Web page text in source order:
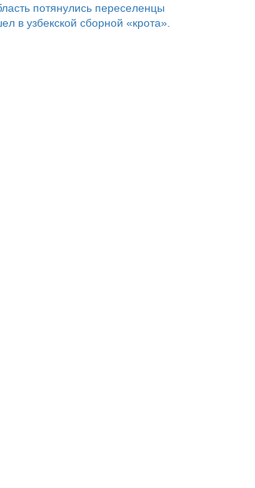
потянулись переселенцы
в узбекской сборной «крота».